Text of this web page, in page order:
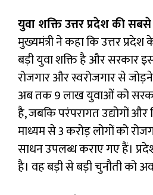
युवा शक्ति उत्तर प्रदेश की
मुख्यमंत्री ने कहा कि उत्तर
बड़ी युवा शक्ति है और सरकार
रोजगार और स्वरोजगार से
अब तक 9 लाख युवाओं को
है, जबकि परंपरागत उद्योगों और
माध्यम से 3 करोड़ लोगों को
साधन उपलब्ध कराए गए हैं।
है। वह बड़ी से बड़ी चुनौती को